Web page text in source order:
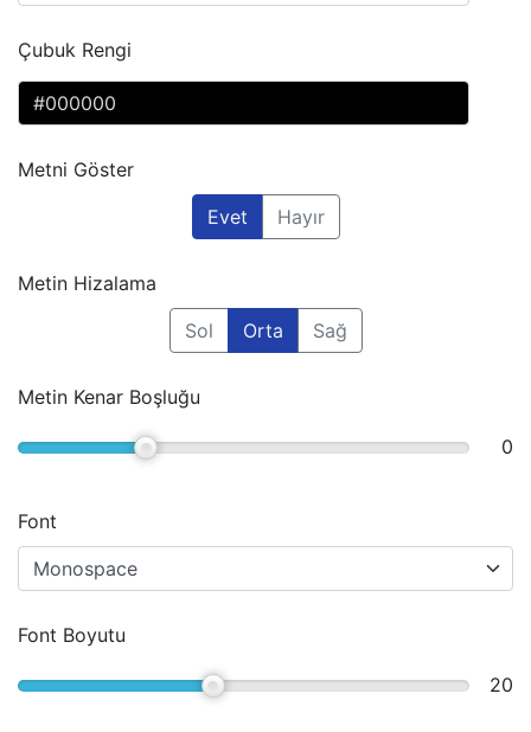
Çubuk Rengi
Metni Göster
Evet
Hayır
Metin Hizalama
Sol
Orta Sağ
Metin Kenar Boşluğu
0
Font
Font Boyutu
20